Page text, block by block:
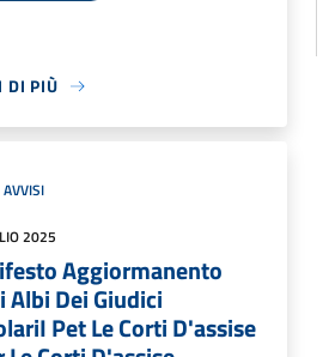
DI PIÙ
AVVISI
2025
Aggiormanento
Albi Dei Giudici
Pet Le Corti D'assise